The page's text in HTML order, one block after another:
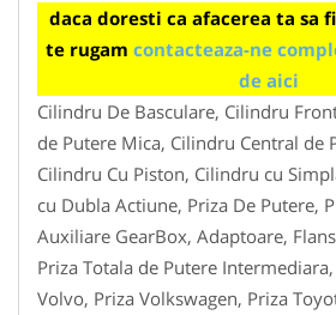
daca doresti ca afacerea ta sa
te rugam contacteaza-ne
de aici
Cilindru De Basculare, Cilindru
de Putere Mica, Cilindru Central de
Cilindru Cu Piston, Cilindru cu
cu Dubla Actiune, Priza De Putere,
Auxiliare GearBox, Adaptoare,
Priza Totala de Putere Intermediara,
Volvo, Priza Volkswagen, Priza